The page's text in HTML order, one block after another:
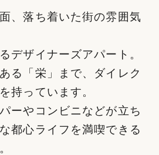
、落ち着いた街の雰囲気
デザイナーズアパート。
る「栄」まで、ダイレク
持っています。
ーやコンビニなどが立ち
都心ライフを満喫できる